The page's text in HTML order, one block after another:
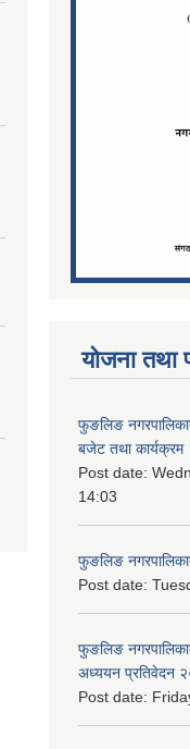
योजना तथा
फुङलिङ
बजेट तथा कार्यक्रम
Post date:
14:03
फुङलिङ
Post date:
फुङलिङ
अध्ययन प्रतिवेदन
Post date: